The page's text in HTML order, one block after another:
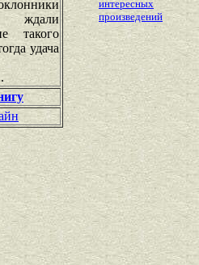
такого
удача
интересных
произведений